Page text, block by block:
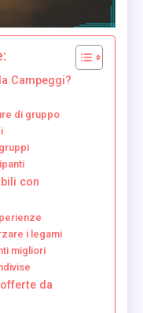
Campeggi?
di gruppo
con
i legami
migliori
da